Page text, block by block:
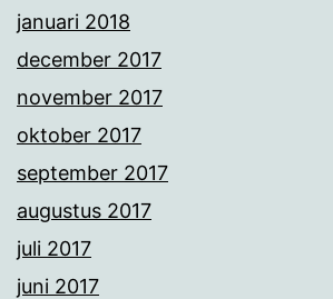
januari 2018
december 2017
november 2017
oktober 2017
september 2017
augustus 2017
juli 2017
juni 2017